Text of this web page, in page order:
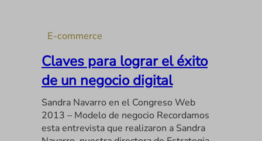
E-commerce
Claves para lograr el éxito
de un negocio digital
Sandra Navarro en el Congreso Web
2013 – Modelo de negocio Recordamos
esta entrevista que realizaron a Sandra